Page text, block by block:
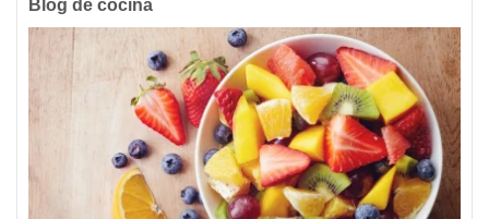
Blog de cocina